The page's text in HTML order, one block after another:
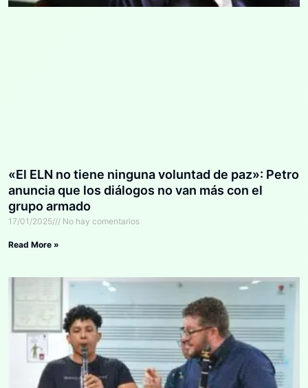
«El ELN no tiene ninguna voluntad de paz»: Petro
anuncia que los diálogos no van más con el
grupo armado
17/01/2025 No hay comentarios
Read More »